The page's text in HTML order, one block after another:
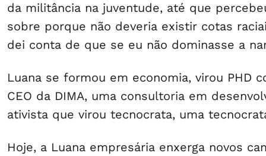
da militância na juventude, até que
sobre porque não deveria existir cotas
dei conta de que se eu não dominasse a
Luana se formou em economia, virou PHD
CEO da DIMA, uma consultoria em
ativista que virou tecnocrata, uma
Hoje, a Luana empresária enxerga novos